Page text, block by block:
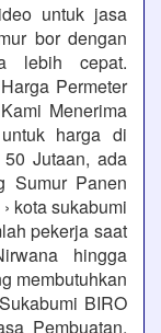
untuk jasa
bor dengan
lebih cepat.
Permeter
Menerima
harga di
Jutaan, ada
Sumur Panen
kota sukabumi
pekerja saat
hingga
membutuhkan
BIRO
Pembuatan,